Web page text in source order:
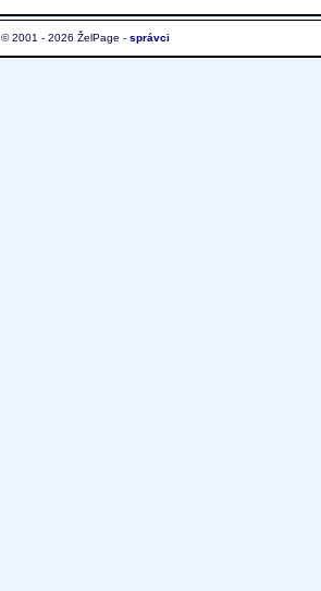
© 2001 - 2026 ŽelPage - správci